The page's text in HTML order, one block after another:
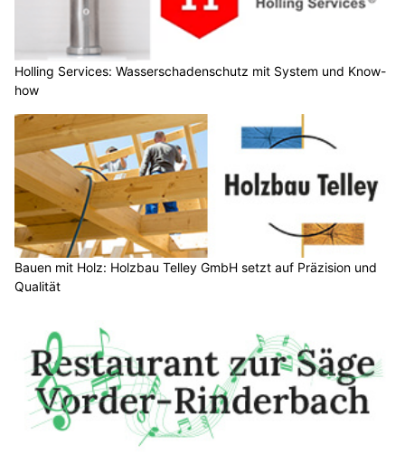
Holling Services: Wasserschadenschutz mit System und Know-
how
Bauen mit Holz: Holzbau Telley GmbH setzt auf Präzision und
Qualität